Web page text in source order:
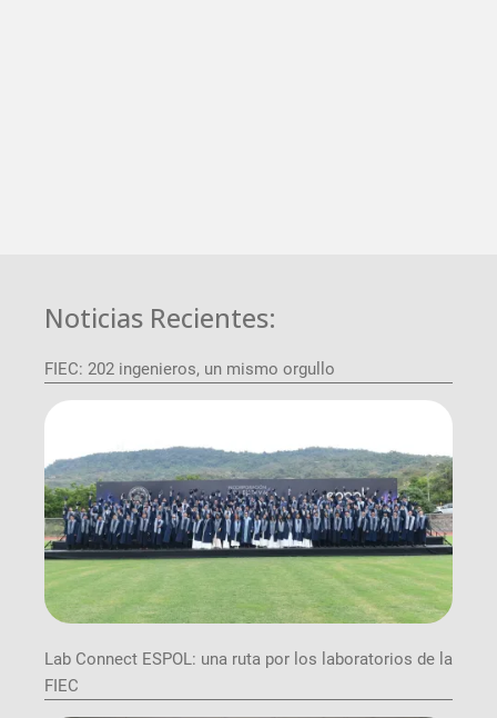
Noticias Recientes:
FIEC: 202 ingenieros, un mismo orgullo
Lab Connect ESPOL: una ruta por los laboratorios de la
FIEC